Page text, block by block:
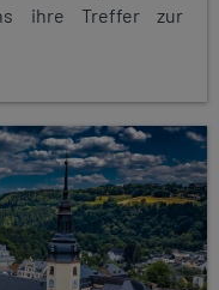
ihre Treffer zur